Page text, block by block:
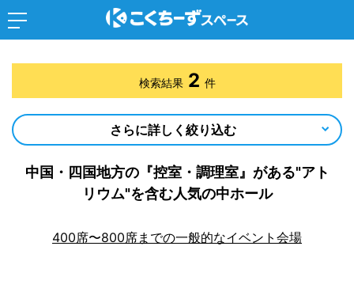
中国・四国地方の『控室・調理室』がある"アト
リウム"を含む人気の中ホール
400席〜800席までの一般的なイベント会場
検索結果 2 件
さらに詳しく絞り込む